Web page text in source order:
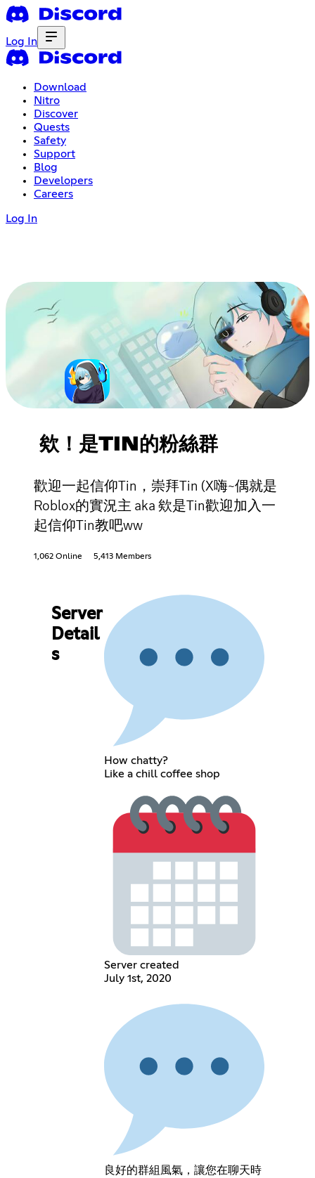
Log In
Download
Nitro
Discover
Quests
Safety
Support
Blog
Developers
Careers
Log In
欸！是TIN的粉絲群
歡迎一起信仰Tin，崇拜Tin (X嗨~偶就是
Roblox的實況主 aka 欸是Tin歡迎加入一
起信仰Tin教吧ww
1,062 Online 5,413 Members
Server
Detail
s
How chatty?
Like a chill coffee shop
Server created
July 1st, 2020
良好的群組風氣，讓您在聊天時